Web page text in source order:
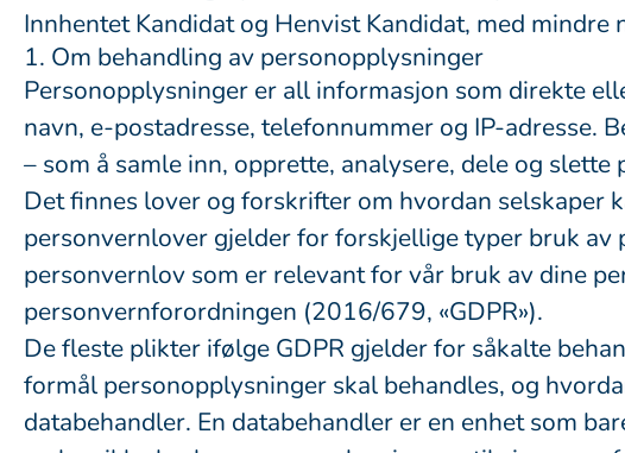
Innhentet Kandidat og Henvist Kandidat, med mindre
1. Om behandling av personopplysninger
Personopplysninger er all informasjon som direkte
navn, e-postadresse, telefonnummer og IP-adresse.
– som å samle inn, opprette, analysere, dele og
Det finnes lover og forskrifter om hvordan selskaper
personvernlover gjelder for forskjellige typer bruk av
personvernlov som er relevant for vår bruk av dine
personvernforordningen (2016/679, «GDPR»).
De fleste plikter ifølge GDPR gjelder for såkalte
formål personopplysninger skal behandles, og
databehandler. En databehandler er en enhet som